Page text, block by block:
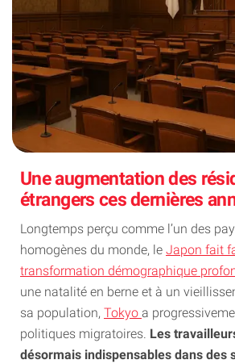
Une augmentation des
étrangers ces dernières
Longtemps perçu comme l’un des
homogènes du monde, le Japon fait
transformation démographique
une natalité en berne et à un
sa population, Tokyo a
politiques migratoires. Les
désormais indispensables dans des